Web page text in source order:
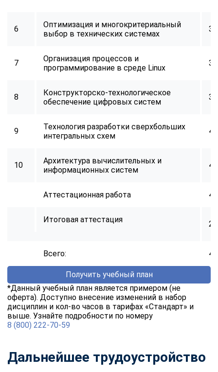
6
Оптимизация и многокритериальный
выбор в технических системах
34
7
Организация процессов и
программирование в среде Linux
32
8
Конструкторско-технологическое
обеспечение цифровых систем
34
9
Технология разработки сверхбольших
интегральных схем
40
10
Архитектура вычислительных и
информационных систем
40
Аттестационная работа 40
Итоговая аттестация 2
Всего:
Получить учебный план
*Данный учебный план является примером (не
оферта). Доступно внесение изменений в набор
дисциплин и кол-во часов в тарифах «Стандарт» и
выше. Узнайте подробности по номеру
8 (800) 222-70-59
Дальнейшее трудоустройство